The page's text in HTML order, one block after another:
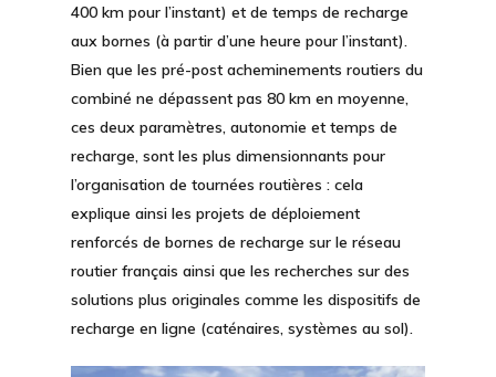
400 km pour l’instant) et de temps de recharge
aux bornes (à partir d’une heure pour l’instant).
Bien que les pré-post acheminements routiers du
combiné ne dépassent pas 80 km en moyenne,
ces deux paramètres, autonomie et temps de
recharge, sont les plus dimensionnants pour
l’organisation de tournées routières : cela
explique ainsi les projets de déploiement
renforcés de bornes de recharge sur le réseau
routier français ainsi que les recherches sur des
solutions plus originales comme les dispositifs de
recharge en ligne (caténaires, systèmes au sol).